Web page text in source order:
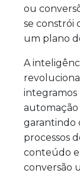
ou
se constrói
um plano
A
integramos
garantindo
processos
conteúdo e
conversão